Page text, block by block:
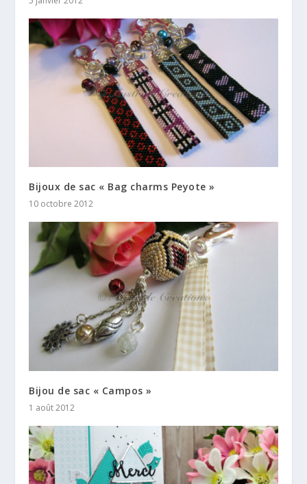
Bijoux de sac « Bag charms Peyote »
10 octobre 2012
Bijou de sac « Campos »
1 août 2012